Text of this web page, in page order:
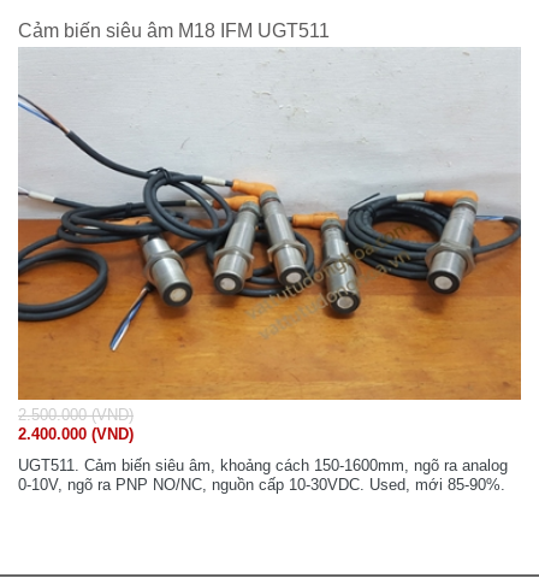
Cảm biến siêu âm M18 IFM UGT511
2.500.000 (VND)
2.400.000 (VND)
UGT511. Cảm biến siêu âm, khoảng cách 150-1600mm, ngõ ra analog
0-10V, ngõ ra PNP NO/NC, nguồn cấp 10-30VDC. Used, mới 85-90%.